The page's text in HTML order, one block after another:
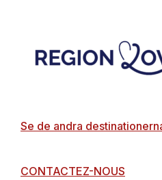
Se de andra
CONTACTEZ-NOUS